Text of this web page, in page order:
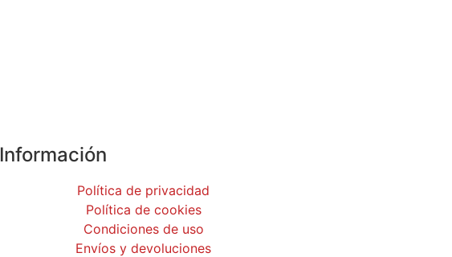
Información
Política de privacidad
Política de cookies
Condiciones de uso
Envíos y devoluciones